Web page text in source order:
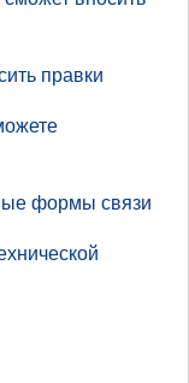
правки
формы связи